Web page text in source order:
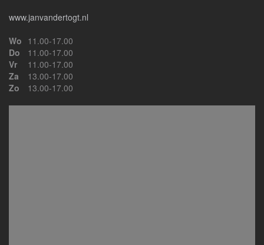
www.janvandertogt.nl
Wo 11.00-17.00
Do
11.00-17.00
Vr
11.00-17.00
Za
13.00-17.00
Zo
13.00-17.00